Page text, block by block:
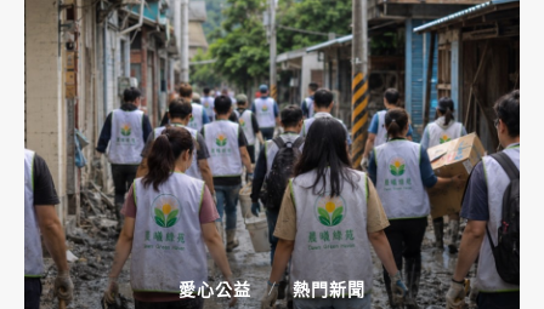
愛心公益 熱門新聞